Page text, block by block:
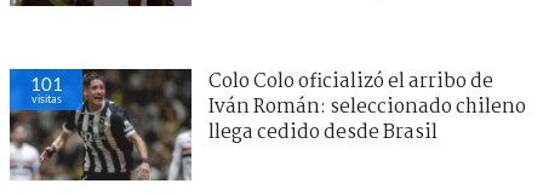
101
visitas
Colo Colo oficializó el arribo de
Iván Román: seleccionado chileno
llega cedido desde Brasil